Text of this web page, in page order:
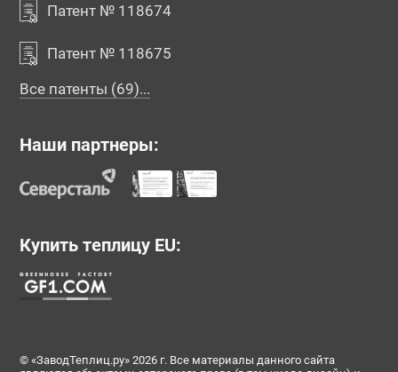
Патент № 118674
Патент № 118675
Все патенты (69)...
Наши партнеры:
Купить теплицу EU:
© «ЗаводТеплиц.ру» 2026 г. Все материалы данного сайта